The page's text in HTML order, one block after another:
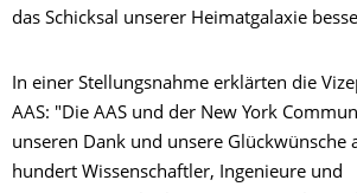
das Schicksal unserer Heimatgalaxie
In einer Stellungsnahme erklärten die
AAS: "Die AAS und der New York
unseren Dank und unsere Glückwünsche
hundert Wissenschaftler, Ingenieure und